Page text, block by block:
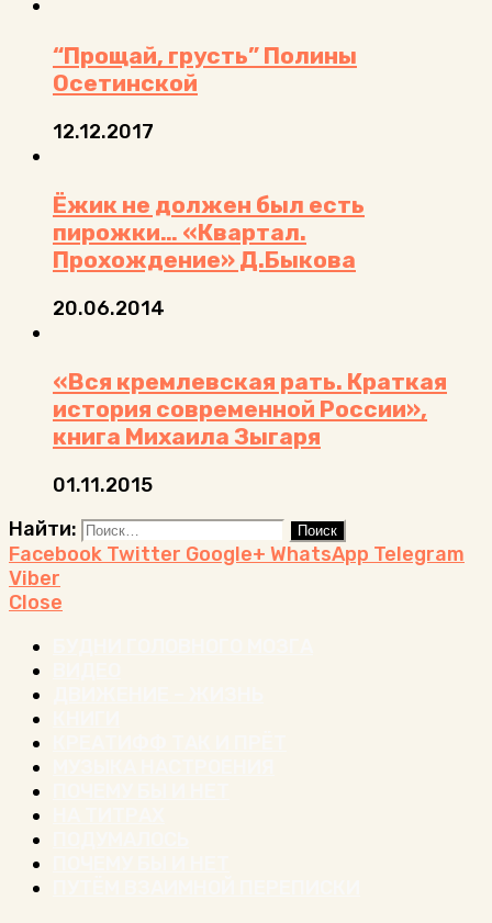
“Прощай, грусть” Полины
Осетинской
12.12.2017
Ёжик не должен был есть
пирожки… «Квартал.
Прохождение» Д.Быкова
20.06.2014
«Вся кремлевская рать. Краткая
история современной России»,
книга Михаила Зыгаря
01.11.2015
Найти:
Facebook Twitter Google+ WhatsApp Telegram
Viber
Close